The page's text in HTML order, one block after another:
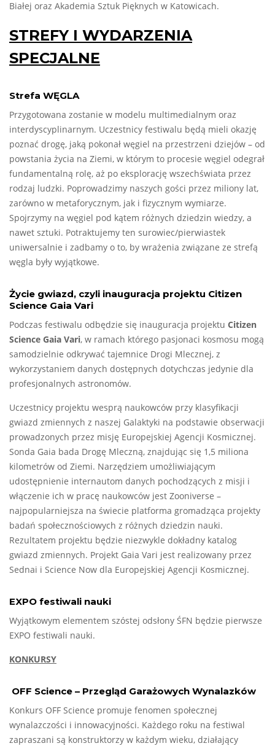
Białej oraz Akademia Sztuk Pięknych w Katowicach.
STREFY I WYDARZENIA
SPECJALNE
Strefa WĘGLA
Przygotowana zostanie w modelu multimedialnym oraz
interdyscyplinarnym. Uczestnicy festiwalu będą mieli okazję
poznać drogę, jaką pokonał węgiel na przestrzeni dziejów – od
powstania życia na Ziemi, w którym to procesie węgiel odegrał
fundamentalną rolę, aż po eksplorację wszechświata przez
rodzaj ludzki. Poprowadzimy naszych gości przez miliony lat,
zarówno w metaforycznym, jak i fizycznym wymiarze.
Spojrzymy na węgiel pod kątem różnych dziedzin wiedzy, a
nawet sztuki. Potraktujemy ten surowiec/pierwiastek
uniwersalnie i zadbamy o to, by wrażenia związane ze strefą
węgla były wyjątkowe.
Życie gwiazd, czyli inauguracja projektu Citizen
Science Gaia Vari
Podczas festiwalu odbędzie się inauguracja projektu Citizen
Science Gaia Vari, w ramach którego pasjonaci kosmosu mogą
samodzielnie odkrywać tajemnice Drogi Mlecznej, z
wykorzystaniem danych dostępnych dotychczas jedynie dla
profesjonalnych astronomów.
Uczestnicy projektu wesprą naukowców przy klasyfikacji
gwiazd zmiennych z naszej Galaktyki na podstawie obserwacji
prowadzonych przez misję Europejskiej Agencji Kosmicznej.
Sonda Gaia bada Drogę Mleczną, znajdując się 1,5 miliona
kilometrów od Ziemi. Narzędziem umożliwiającym
udostępnienie internautom danych pochodzących z misji i
włączenie ich w pracę naukowców jest Zooniverse –
najpopularniejsza na świecie platforma gromadząca projekty
badań społecznościowych z różnych dziedzin nauki.
Rezultatem projektu będzie niezwykle dokładny katalog
gwiazd zmiennych. Projekt Gaia Vari jest realizowany przez
Sednai i Science Now dla Europejskiej Agencji Kosmicznej.
EXPO festiwali nauki
Wyjątkowym elementem szóstej odsłony ŚFN będzie pierwsze
EXPO festiwali nauki.
KONKURSY
OFF Science – Przegląd Garażowych Wynalazków
Konkurs OFF Science promuje fenomen społecznej
wynalazczości i innowacyjności. Każdego roku na festiwal
zapraszani są konstruktorzy w każdym wieku, działający